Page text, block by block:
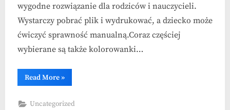
wygodne rozwiązanie dla rodziców i nauczycieli.
Wystarczy pobrać plik i wydrukować, a dziecko może
ćwiczyć sprawność manualną.Coraz częściej
wybierane są także kolorowanki…
Read More“Nowoczesne
kolorowanki
»
Uncategorized